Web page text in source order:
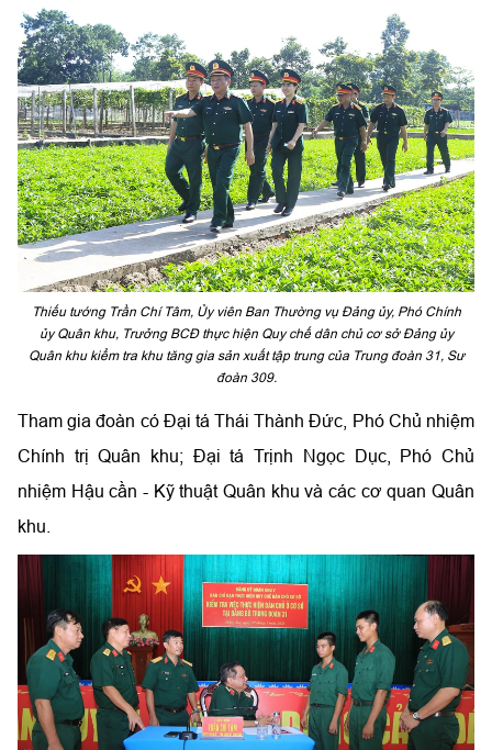
Thiếu tướng Trần Chí Tâm, Ủy viên Ban Thường vụ Đảng ủy, Phó Chính
ủy Quân khu, Trưởng BCĐ thực hiện Quy chế dân chủ cơ sở Đảng ủy
Quân khu kiểm tra khu tăng gia sản xuất tập trung của Trung đoàn 31, Sư
đoàn 309.
Tham gia đoàn có Đại tá Thái Thành Đức, Phó Chủ nhiệm
Chính trị Quân khu; Đại tá Trịnh Ngọc Dục, Phó Chủ
nhiệm Hậu cần - Kỹ thuật Quân khu và các cơ quan Quân
khu.